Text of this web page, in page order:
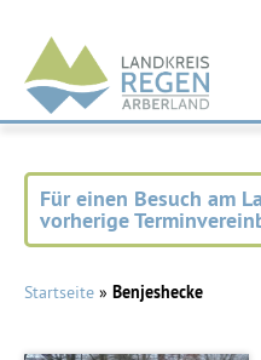
Landkreis
Regen
Für einen Besuch am
vorherige
Startseite » Benjeshecke